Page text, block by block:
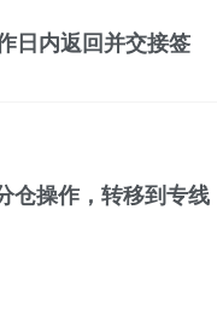
日内返回并交接签
仓操作，转移到专线